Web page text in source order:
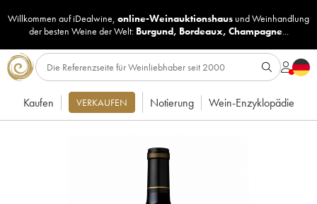
Willkommen auf iDealwine, online-Weinauktionshaus undWeinhandlung
der besten Weine der Welt: Burgund, Bordeaux, Champagne...
Kaufen VERKAUFEN Notierung Wein-Enzyklopädie